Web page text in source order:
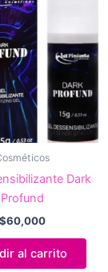
Dark
Profund
$60,000
al carrito